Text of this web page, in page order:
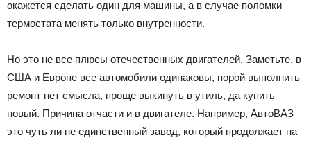
окажется сделать один для машины, а в случае поломки
термостата менять только внутренности.
Но это не все плюсы отечественных двигателей. Заметьте, в
США и Европе все автомобили одинаковы, порой выполнить
ремонт нет смысла, проще выкинуть в утиль, да купить
новый. Причина отчасти и в двигателе. Например, АвтоВАЗ –
это чуть ли не единственный завод, который продолжает на